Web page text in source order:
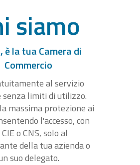
siamo
è la tua Camera di
Commercio
al servizio
senza limiti di utilizzo.
massima protezione ai
l'accesso, con
o CNS, solo al
della tua azienda o
suo delegato.